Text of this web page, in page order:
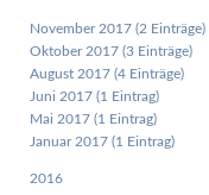
November 2017 (2 Einträge)
Oktober 2017 (3 Einträge)
August 2017 (4 Einträge)
Juni 2017 (1 Eintrag)
Mai 2017 (1 Eintrag)
Januar 2017 (1 Eintrag)
2016